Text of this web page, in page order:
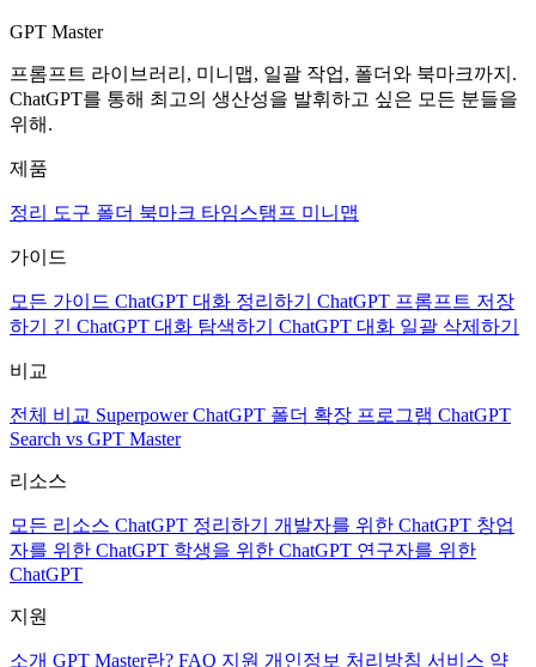
GPT Master
프롬프트 라이브러리, 미니맵, 일괄 작업, 폴더와 북마크까지.
ChatGPT를 통해 최고의 생산성을 발휘하고 싶은 모든 분들을
위해.
제품
정리 도구 폴더 북마크 타임스탬프 미니맵
가이드
모든 가이드 ChatGPT 대화 정리하기 ChatGPT 프롬프트 저장
하기 긴 ChatGPT 대화 탐색하기 ChatGPT 대화 일괄 삭제하기
비교
전체 비교 Superpower ChatGPT 폴더 확장 프로그램 ChatGPT
Search vs GPT Master
리소스
모든 리소스 ChatGPT 정리하기 개발자를 위한 ChatGPT 창업
자를 위한 ChatGPT 학생을 위한 ChatGPT 연구자를 위한
ChatGPT
지원
소개 GPT Master란? FAQ 지원 개인정보 처리방침 서비스 약